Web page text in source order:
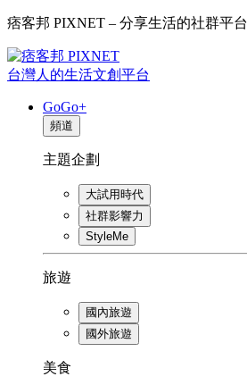
痞客邦 PIXNET – 分享生活的社群平台
台灣人的生活文創平台
GoGo+
頻道
主題企劃
大試用時代
社群影響力
StyleMe
旅遊
國內旅遊
國外旅遊
美食